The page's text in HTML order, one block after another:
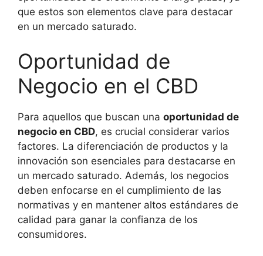
que estos son elementos clave para destacar
en un mercado saturado.
Oportunidad de
Negocio en el CBD
Para aquellos que buscan una oportunidad de
negocio en CBD, es crucial considerar varios
factores. La diferenciación de productos y la
innovación son esenciales para destacarse en
un mercado saturado. Además, los negocios
deben enfocarse en el cumplimiento de las
normativas y en mantener altos estándares de
calidad para ganar la confianza de los
consumidores.